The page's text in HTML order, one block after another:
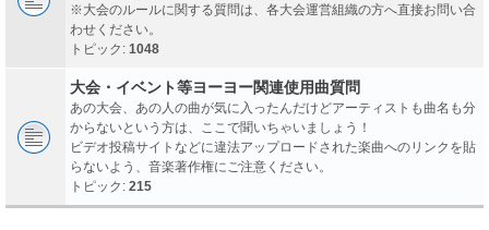
※大会のルールに関する質問は、各大会運営組織の方へ直接お問い合
わせください。
トピック: 1048
大会・イベント等ヨーヨー関連使用曲質問
あの大会、あの人の曲が気に入ったんだけどアーティストも曲名も分
からないという方は、ここで聞いちゃいましょう！
ビデオ投稿サイトなどに違法アップロードされた楽曲へのリンクを貼
らないよう、音楽著作権にご注意ください。
トピック: 215